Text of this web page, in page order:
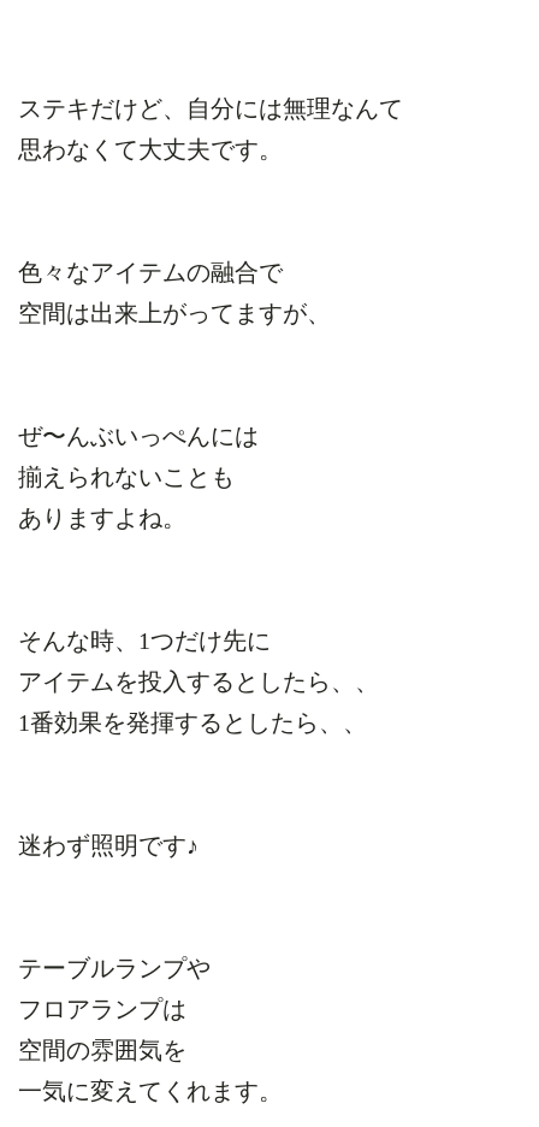
ステキだけど、自分には無理なんて
思わなくて大丈夫です。
色々なアイテムの融合で
空間は出来上がってますが、
ぜ〜んぶいっぺんには
揃えられないことも
ありますよね。
そんな時、1つだけ先に
アイテムを投入するとしたら、、
1番効果を発揮するとしたら、、
迷わず照明です♪
テーブルランプや
フロアランプは
空間の雰囲気を
一気に変えてくれます。